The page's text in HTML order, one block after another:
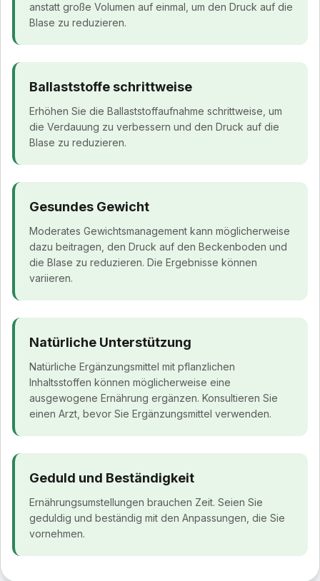
anstatt große Volumen auf einmal, um den Druck auf die
Blase zu reduzieren.
Ballaststoffe schrittweise
Erhöhen Sie die Ballaststoffaufnahme schrittweise, um
die Verdauung zu verbessern und den Druck auf die
Blase zu reduzieren.
Gesundes Gewicht
Moderates Gewichtsmanagement kann möglicherweise
dazu beitragen, den Druck auf den Beckenboden und
die Blase zu reduzieren. Die Ergebnisse können
variieren.
Natürliche Unterstützung
Natürliche Ergänzungsmittel mit pflanzlichen
Inhaltsstoffen können möglicherweise eine
ausgewogene Ernährung ergänzen. Konsultieren Sie
einen Arzt, bevor Sie Ergänzungsmittel verwenden.
Geduld und Beständigkeit
Ernährungsumstellungen brauchen Zeit. Seien Sie
geduldig und beständig mit den Anpassungen, die Sie
vornehmen.